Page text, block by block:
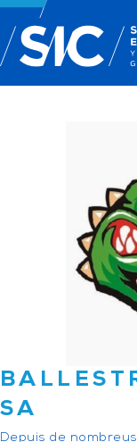
SA
Depuis de